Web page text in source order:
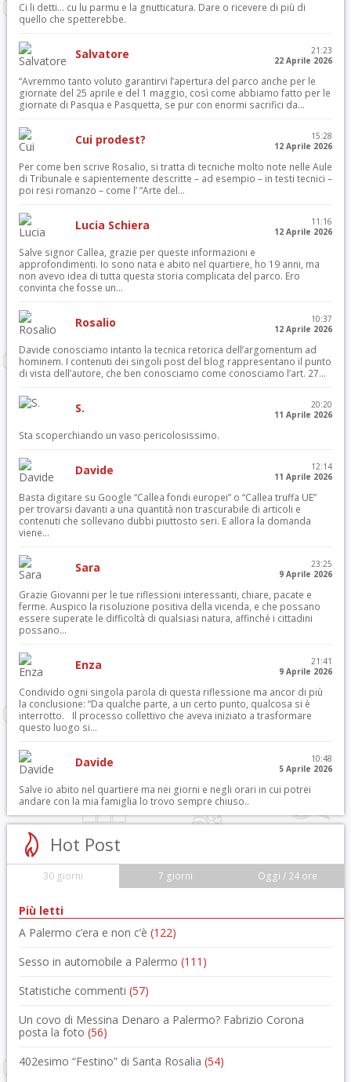
Ci li detti… cu lu parmu e la gnutticatura. Dare o ricevere di più di
quello che spetterebbe.
Salvatore
21:23
22 Aprile 2026
“Avremmo tanto voluto garantirvi l’apertura del parco anche per le
giornate del 25 aprile e del 1 maggio, così come abbiamo fatto per le
giornate di Pasqua e Pasquetta, se pur con enormi sacrifici da...
Cui prodest?
15:28
12 Aprile 2026
Per come ben scrive Rosalio, si tratta di tecniche molto note nelle Aule
di Tribunale e sapientemente descritte – ad esempio – in testi tecnici –
poi resi romanzo – come l’ “Arte del...
Lucia Schiera
11:16
12 Aprile 2026
Salve signor Callea, grazie per queste informazioni e
approfondimenti. Io sono nata e abito nel quartiere, ho 19 anni, ma
non avevo idea di tutta questa storia complicata del parco. Ero
convinta che fosse un...
Rosalio
10:37
12 Aprile 2026
Davide conosciamo intanto la tecnica retorica dell’argomentum ad
hominem. I contenuti dei singoli post del blog rappresentano il punto
di vista dell’autore, che ben conosciamo come conosciamo l’art. 27...
S.
20:20
11 Aprile 2026
Sta scoperchiando un vaso pericolosissimo.
Davide
12:14
11 Aprile 2026
Basta digitare su Google “Callea fondi europei” o “Callea truffa UE”
per trovarsi davanti a una quantità non trascurabile di articoli e
contenuti che sollevano dubbi piuttosto seri. E allora la domanda
viene...
Sara
23:25
9 Aprile 2026
Grazie Giovanni per le tue riflessioni interessanti, chiare, pacate e
ferme. Auspico la risoluzione positiva della vicenda, e che possano
essere superate le difficoltà di qualsiasi natura, affinché i cittadini
possano...
Enza
21:41
9 Aprile 2026
Condivido ogni singola parola di questa riflessione ma ancor di più
la conclusione: “Da qualche parte, a un certo punto, qualcosa si è
interrotto. Il processo collettivo che aveva iniziato a trasformare
questo luogo si...
Davide
10:48
5 Aprile 2026
Salve io abito nel quartiere ma nei giorni e negli orari in cui potrei
andare con la mia famiglia lo trovo sempre chiuso..
Hot Post
30 giorni 7 giorni Oggi / 24 ore
Più letti
A Palermo c’era e non c’è (122)
Sesso in automobile a Palermo (111)
Statistiche commenti (57)
Un covo di Messina Denaro a Palermo? Fabrizio Corona
posta la foto (56)
402esimo “Festino” di Santa Rosalia (54)